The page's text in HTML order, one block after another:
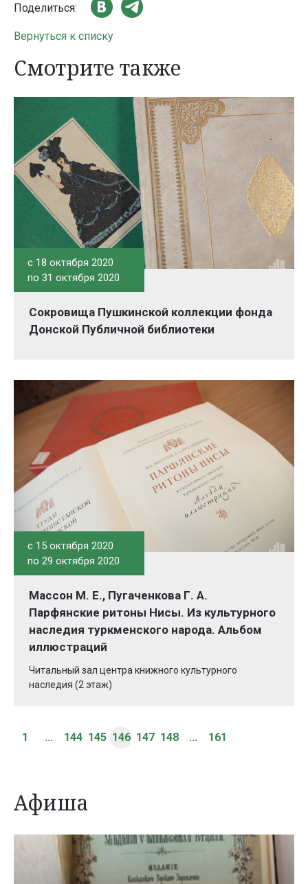
Поделиться:
Вернуться к списку
Смотрите также
c 18 октября 2020
по 31 октября 2020
Сокровища Пушкинской коллекции фонда
Донской Публичной библиотеки
c 15 октября 2020
по 29 октября 2020
Массон М. Е., Пугаченкова Г. А.
Парфянские ритоны Нисы. Из культурного
наследия туркменского народа. Альбом
иллюстраций
Читальный зал центра книжного культурного
наследия (2 этаж)
1 ... 144 145 146 147 148 ... 161
Афиша